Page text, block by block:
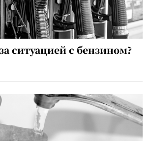
ситуацией с бензином?